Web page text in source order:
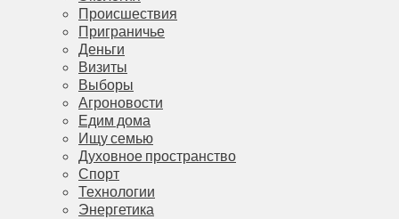
Происшествия
Приграничье
Деньги
Визиты
Выборы
Агроновости
Едим дома
Ищу семью
Духовное пространство
Спорт
Технологии
Энергетика